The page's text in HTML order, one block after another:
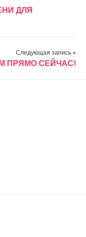
ДЛЯ
Следующая запись »
ПРЯМО СЕЙЧАС!